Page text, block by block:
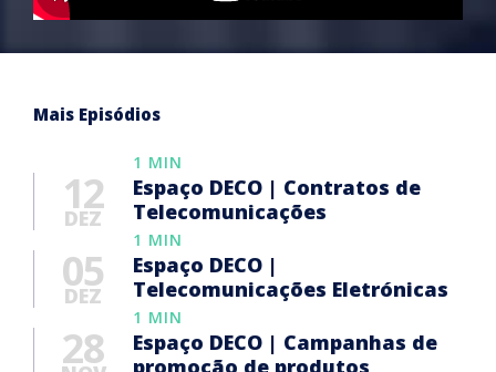
Mais Episódios
1 MIN
12
DEZ
Espaço DECO | Contratos de
Telecomunicações
1 MIN
05
DEZ
Espaço DECO |
Telecomunicações Eletrónicas
1 MIN
28
Espaço DECO | Campanhas de